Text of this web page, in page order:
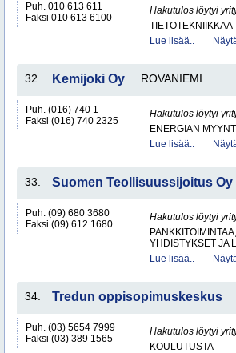
Puh. 010 613 611
Faksi 010 613 6100
Hakutulos löytyi
TIETOTEKNIIKKAA
Lue lisää..
32. Kemijoki Oy ROVANIEMI
Puh. (016) 740 1
Faksi (016) 740 2325
Hakutulos löytyi
ENERGIAN
Lue lisää..
33. Suomen Teollisuussijoitus Oy
Puh. (09) 680 3680
Faksi (09) 612 1680
Hakutulos löytyi
YHDISTYKSET JA
Lue lisää..
34. Tredun oppisopimuskeskus
Puh. (03) 5654 7999
Faksi (03) 389 1565
Hakutulos löytyi
KOULUTUSTA